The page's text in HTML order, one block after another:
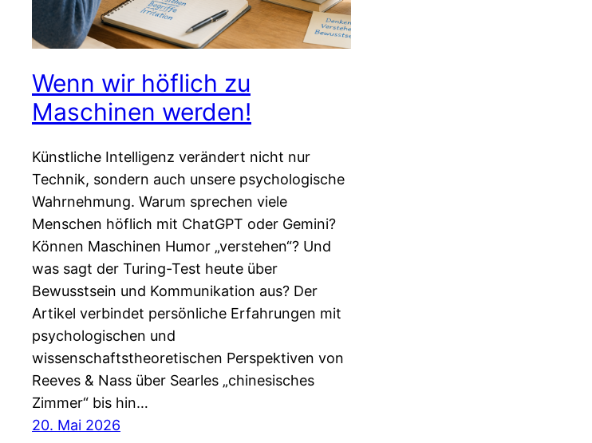
Wenn wir höflich zu
Maschinen werden!
Künstliche Intelligenz verändert nicht nur
Technik, sondern auch unsere psychologische
Wahrnehmung. Warum sprechen viele
Menschen höflich mit ChatGPT oder Gemini?
Können Maschinen Humor „verstehen“? Und
was sagt der Turing-Test heute über
Bewusstsein und Kommunikation aus? Der
Artikel verbindet persönliche Erfahrungen mit
psychologischen und
wissenschaftstheoretischen Perspektiven von
Reeves & Nass über Searles „chinesisches
Zimmer“ bis hin…
20. Mai 2026